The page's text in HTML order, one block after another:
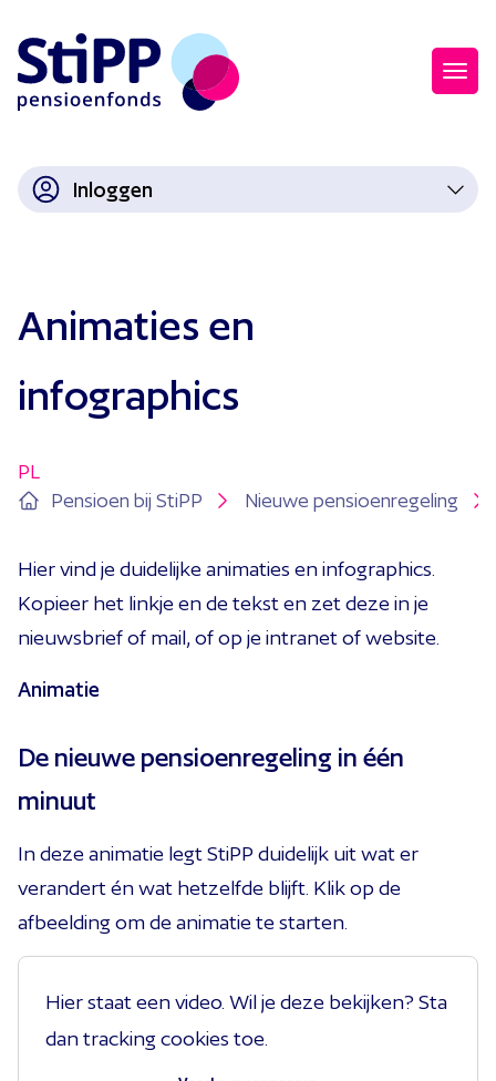
Inloggen
Animaties en
infographics
PL
Pensioen bij StiPP
Nieuwe pensioenregeling
Hier vind je duidelijke animaties en infographics.
Kopieer het linkje en de tekst en zet deze in je
nieuwsbrief of mail, of op je intranet of website.
Animatie
De nieuwe pensioenregeling in één
minuut
In deze animatie legt StiPP duidelijk uit wat er
verandert én wat hetzelfde blijft. Klik op de
afbeelding om de animatie te starten.
Hier staat een video. Wil je deze bekijken? Sta
dan tracking cookies toe.